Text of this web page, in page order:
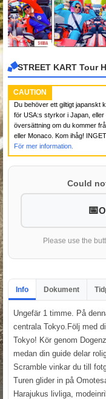
STREET KART Tour
CAUTION
Du behöver ett giltigt japanskt
för USA:s styrkor i Japan,
översättning om du kommer
eller Monaco. Kom ihåg!
För mer information.
Could
Please use the
Info Dokument
Ungefär 1 timme. På
centrala Tokyo.Följ med
Tokyo! Kör genom
medan din guide delar
Scramble vinkar du till
Turen glider in på
Harajukus livliga,